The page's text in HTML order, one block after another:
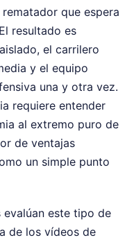
que espera
resultado es
el carrilero
y el equipo
una y otra vez.
requiere entender
al extremo puro de
de ventajas
un simple punto
evalúan este tipo de
de los vídeos de